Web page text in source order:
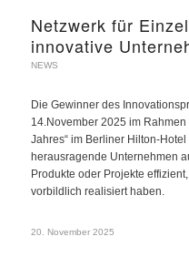
Netzwerk für
innovative
NEWS
Die Gewinner des
14.November 2025 im
Jahres“ im Berliner Hilton-
herausragende Unternehmen
Produkte oder Projekte
vorbildlich realisiert haben.
20. November 2025